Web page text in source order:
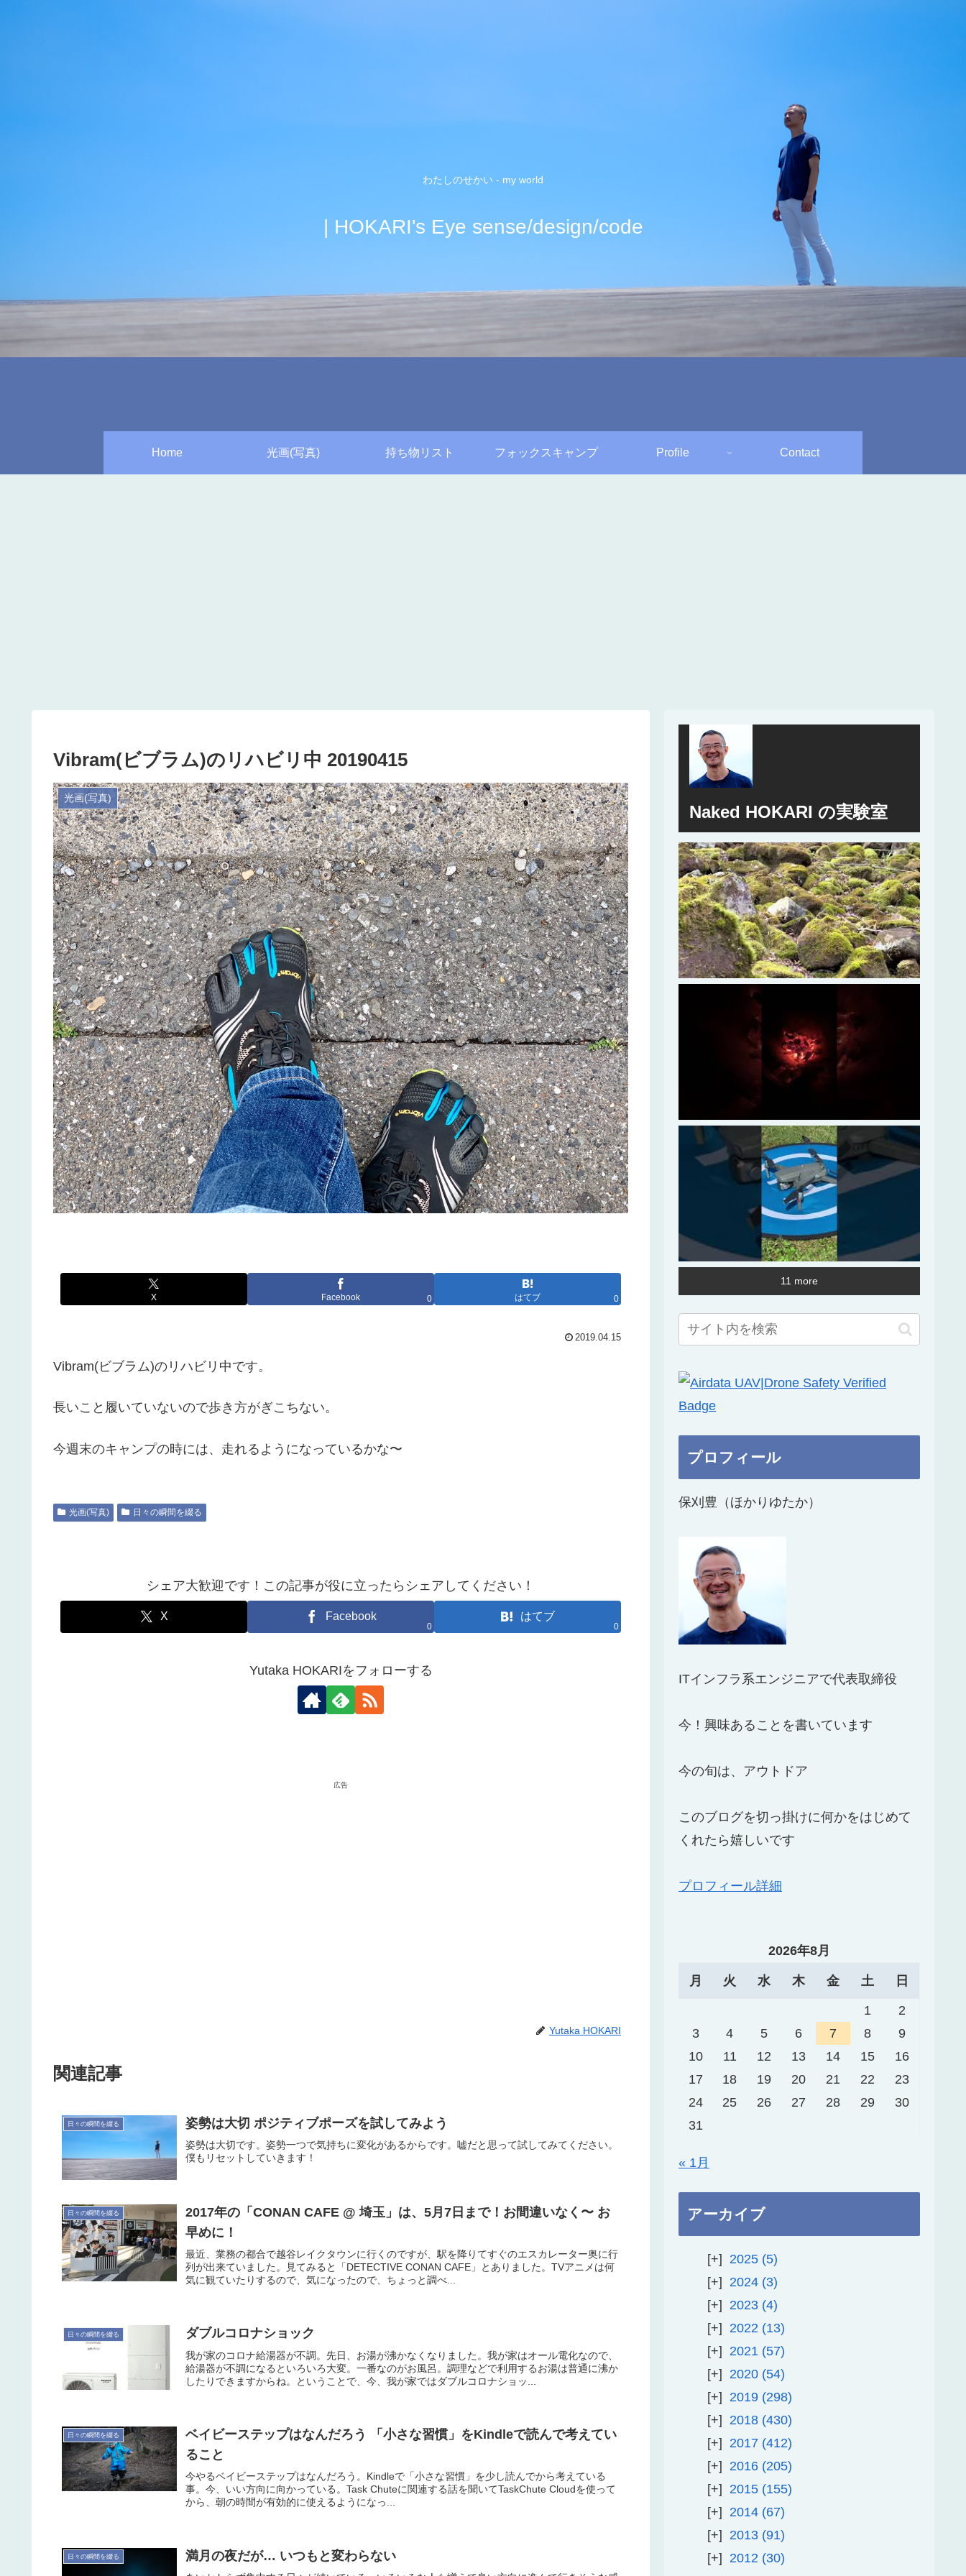
わたしのせかい - my world
| HOKARI's Eye sense/design/code
Home 光画(写真) 持ち物リスト フォックスキャンプ Profile Contact
Vibram(ビブラム)のリハビリ中 20190415
光画(写真)
X Facebook 0 はてブ 0
2019.04.15
Vibram(ビブラム)のリハビリ中です。
長いこと履いていないので歩き方がぎこちない。
今週末のキャンプの時には、走れるようになっているかな〜
光画(写真) 日々の瞬間を綴る
シェア大歓迎です！この記事が役に立ったらシェアしてください！
X Facebook
0
はてブ
0
Yutaka HOKARIをフォローする
広告
Yutaka HOKARI
関連記事
日々の瞬間を綴る 姿勢は大切 ポジティブポーズを試してみよう
姿勢は大切です。姿勢一つで気持ちに変化があるからです。嘘だと思って試してみてください。
僕もリセットしていきます！
日々の瞬間を綴る
2017年の「CONAN CAFE @ 埼玉」は、5月7日まで！お間違いなく〜 お
早めに！
最近、業務の都合で越谷レイクタウンに行くのですが、駅を降りてすぐのエスカレーター奥に行
列が出来ていました。見てみると「DETECTIVE CONAN CAFE」とありました。TVアニメは何
気に観ていたりするので、気になったので、ちょっと調べ...
日々の瞬間を綴る ダブルコロナショック
我が家のコロナ給湯器が不調。先日、お湯が沸かなくなりました。我が家はオール電化なので、
給湯器が不調になるといろいろ大変。一番なのがお風呂。調理などで利用するお湯は普通に沸か
したりできますからね。ということで、今、我が家ではダブルコロナショッ...
日々の瞬間を綴る
ベイビーステップはなんだろう 「小さな習慣」をKindleで読んで考えてい
ること
今やるベイビーステップはなんだろう。Kindleで「小さな習慣」を少し読んでから考えている
事。今、いい方向に向かっている。Task Chuteに関連する話を聞いてTaskChute Cloudを使って
から、朝の時間が有効的に使えるようになっ...
日々の瞬間を綴る 満月の夜だが… いつもと変わらない
Naked HOKARI の実験室
11 more
プロフィール
保刈豊（ほかりゆたか）
ITインフラ系エンジニアで代表取締役
今！興味あることを書いています
今の旬は、アウトドア
このブログを切っ掛けに何かをはじめて
くれたら嬉しいです
プロフィール詳細
2026年8月
月 火 水 木 金 土 日
1
2
3
4 5 6 7 8
9
10
11 12 13 14 15
16
17
18 19 20 21 22
23
24
25 26 27 28 29
30
31
« 1月
アーカイブ
2025 5
2024 3
2023 4
2022
13
2021
57
2020 54
2019 298
2018 430
2017 412
2016 205
2015 155
2014 67
2013 91
2012
30